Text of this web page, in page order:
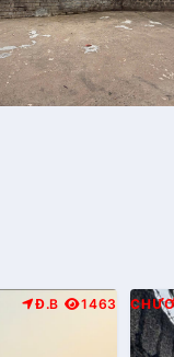
Đ.B 1463